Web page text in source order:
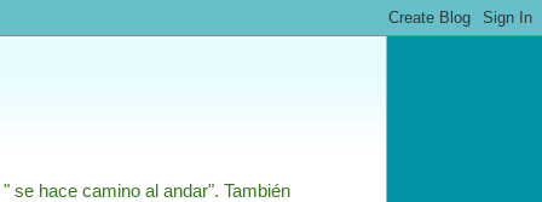
se hace camino al andar". También